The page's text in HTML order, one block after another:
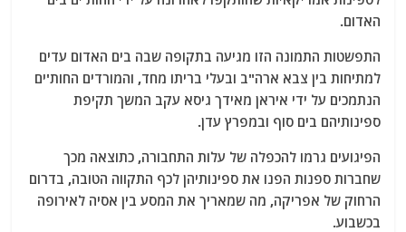
האדום.
התפשטות התמונה הזו מגיעה בתקופה שבה בים האדום עדים
למתיחות בין צבא ארה"ב ובעלי בריתו מחד, והמורדים החות'ים
הנתמכים על ידי איראן מאידך גיסא עקב המשך תקיפת
ספינותיהם בים סוף ובמפרץ עדן.
הפיגועים גרמו להכפלה של עלות התחבורה, כתוצאה מכך
שחברות ספנות הפנו את ספינותיהן לכף התקווה הטובה, בדרום
הרחוק של אפריקה, מה שמאריך את המסע בין אסיה לאירופה
בכשבוע.